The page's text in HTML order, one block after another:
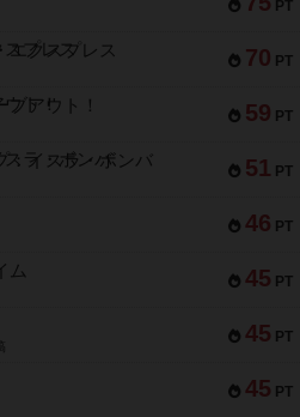
PT
70 PT
エクスプレス
59 PT
アウト！
51 PT
：イスラ・ボンバ
46 PT
45 PT
ム
45 PT
45 PT